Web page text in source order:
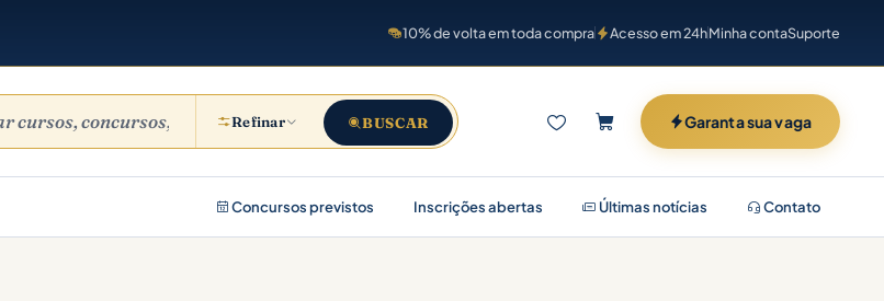
10% de volta em toda compra Acesso em 24hMinha contaSuporte
Refinar BUSCAR Garanta sua vaga
Concursos previstos Inscrições abertas Últimas notícias Contato